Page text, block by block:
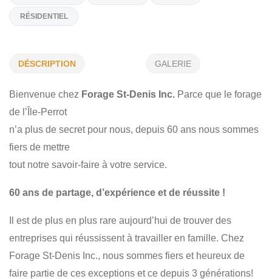
CREUSAGE DE PUITS ARTÉSIENS
INSTALLATION - RÉPARATION FORAGE GÉOTHERMIQUE
POMPES À EAU
RÉSIDENTIEL
DÉSCRIPTION GALERIE
Bienvenue chez Forage St-Denis Inc. Parce que le forage
de l’Île-Perrot
n’a plus de secret pour nous, depuis 60 ans nous sommes
fiers de mettre
tout notre savoir-faire à votre service.
60 ans de partage, d’expérience et de réussite !
Il est de plus en plus rare aujourd’hui de trouver des
entreprises qui réussissent à travailler en famille. Chez
Forage St-Denis Inc., nous sommes fiers et heureux de
faire partie de ces exceptions et ce depuis 3 générations!